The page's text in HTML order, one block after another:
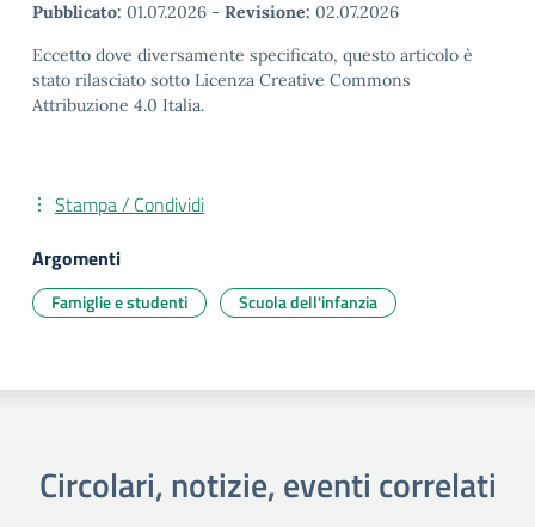
Pubblicato: 01.07.2026 - Revisione: 02.07.2026
Eccetto dove diversamente specificato, questo articolo è
stato rilasciato sotto Licenza Creative Commons
Attribuzione 4.0 Italia.
Stampa / Condividi
Argomenti
Famiglie e studenti Scuola dell'infanzia
Circolari, notizie, eventi correlati